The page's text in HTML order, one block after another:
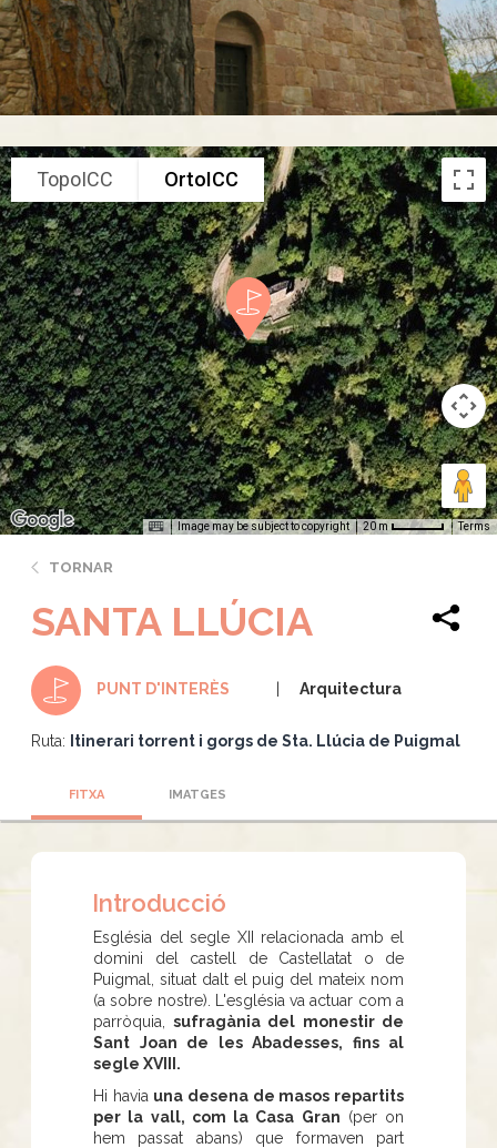
TopoICC OrtoICC
Image may be subject to copyright 20 m Terms
TORNAR
SANTA LLÚCIA
PUNT D'INTERÈS Arquitectura
Ruta: Itinerari torrent i gorgs de Sta. Llúcia de Puigmal
FITXA IMATGES
Introducció
Església del segle XII relacionada amb el
domini del castell de Castellatat o de
Puigmal, situat dalt el puig del mateix nom
(a sobre nostre). L'església va actuar com a
parròquia,
sufragània del monestir de
Sant Joan de les Abadesses, fins al
segle XVIII.
Hi havia una desena de masos repartits
per la vall, com la Casa Gran (per on
hem passat abans) que formaven part